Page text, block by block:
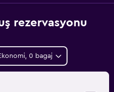
rezervasyonu
0 bagaj